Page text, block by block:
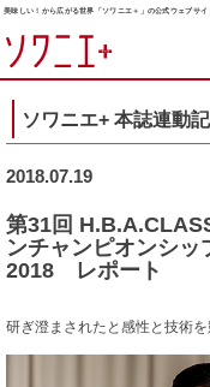
美味しい！から広がる世界「ソワニエ＋」の公式ウェブサイ
ソワニエ+ 本誌連動
2018.07.19
第31回
ンチャンピオンシ
2018 レポート
研ぎ澄まされたと感性と技術